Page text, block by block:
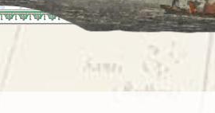
Frankrijk
Rondreis Sulawesi &
Molukken, 22 dagen
Laos
Malediven